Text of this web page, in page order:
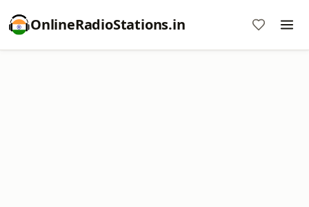
OnlineRadioStations.in